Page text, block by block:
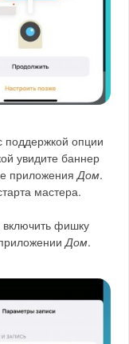
опции
увидите баннер
приложенияДом.
мастера.
включить фишку
Дом.